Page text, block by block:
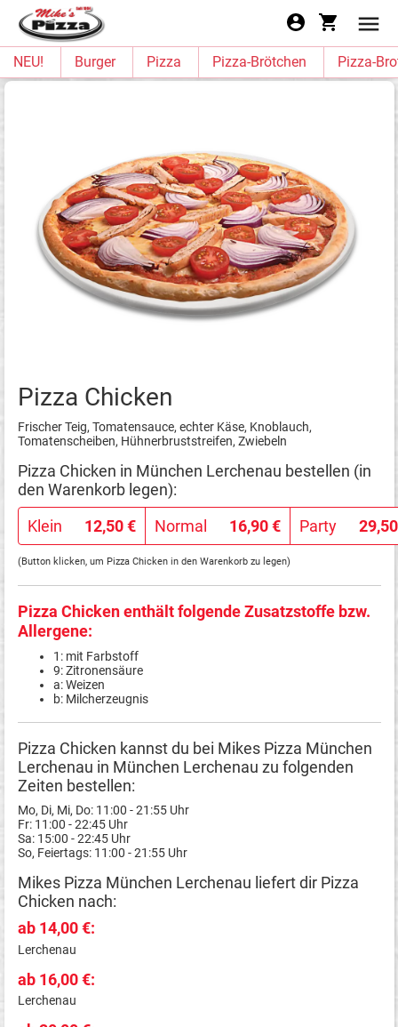
NEU! Burger Pizza Pizza-Brötchen Pizza-
Pizza Chicken
Frischer Teig, Tomatensauce, echter Käse, Knoblauch,
Tomatenscheiben, Hühnerbruststreifen, Zwiebeln
Pizza Chicken in München Lerchenau bestellen (in
den Warenkorb legen):
Klein
12,50 € Normal 16,90 € Party
(Button klicken, um Pizza Chicken in den Warenkorb zu legen)
Pizza Chicken enthält folgende Zusatzstoffe bzw.
Allergene:
1: mit Farbstoff
9: Zitronensäure
a: Weizen
b: Milcherzeugnis
Pizza Chicken kannst du bei Mikes Pizza München
Lerchenau in München Lerchenau zu folgenden
Zeiten bestellen:
Mo, Di, Mi, Do: 11:00 - 21:55 Uhr
Fr: 11:00 - 22:45 Uhr
Sa: 15:00 - 22:45 Uhr
So, Feiertags: 11:00 - 21:55 Uhr
Mikes Pizza München Lerchenau liefert dir Pizza
Chicken nach:
ab 14,00 €:
Lerchenau
ab 16,00 €:
Lerchenau